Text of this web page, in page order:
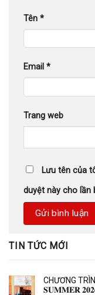
Tên *
Email *
Trang web
Lưu tên của
duyệt này cho lần
TIN TỨC MỚI
CHƯƠNG
𝐒𝐔𝐌𝐌𝐄𝐑